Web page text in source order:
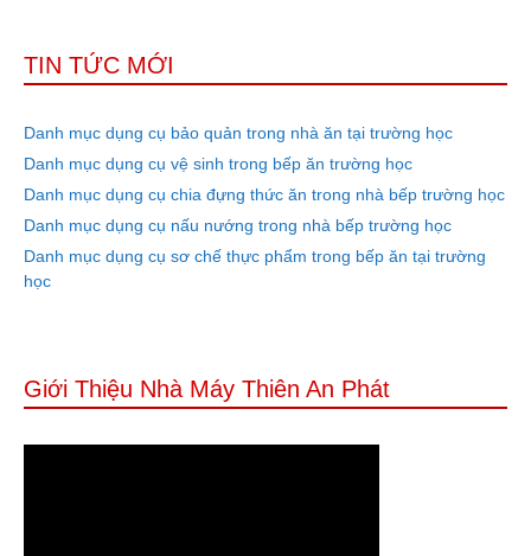
TIN TỨC MỚI
Danh mục dụng cụ bảo quản trong nhà ăn tại trường học
Danh mục dụng cụ vệ sinh trong bếp ăn trường học
Danh mục dụng cụ chia đựng thức ăn trong nhà bếp trường học
Danh mục dụng cụ nấu nướng trong nhà bếp trường học
Danh mục dụng cụ sơ chế thực phẩm trong bếp ăn tại trường
học
Giới Thiệu Nhà Máy Thiên An Phát